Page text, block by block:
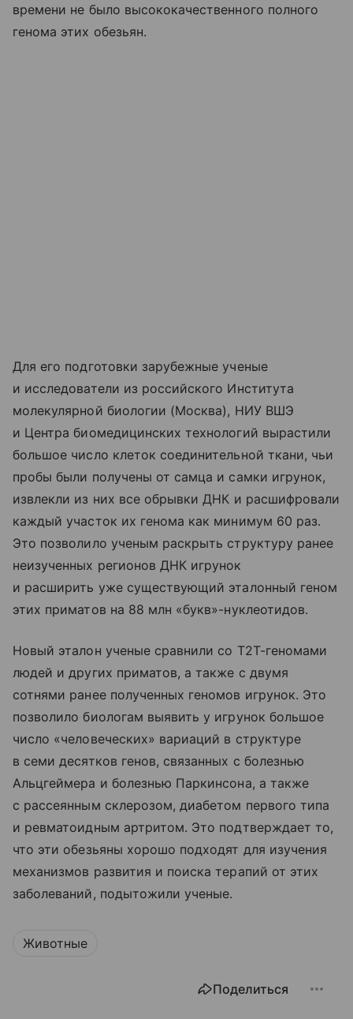
времени не было высококачественного полного
генома этих обезьян.
Для его подготовки зарубежные ученые
и исследователи из российского Института
молекулярной биологии (Москва), НИУ ВШЭ
и Центра биомедицинских технологий вырастили
большое число клеток соединительной ткани, чьи
пробы были получены от самца и самки игрунок,
извлекли из них все обрывки ДНК и расшифровали
каждый участок их генома как минимум 60 раз.
Это позволило ученым раскрыть структуру ранее
неизученных регионов ДНК игрунок
и расширить уже существующий эталонный геном
этих приматов на 88 млн «букв»-нуклеотидов.
Новый эталон ученые сравнили со T2T-геномами
людей и других приматов, а также с двумя
сотнями ранее полученных геномов игрунок. Это
позволило биологам выявить у игрунок большое
число «человеческих» вариаций в структуре
в семи десятков генов, связанных с болезнью
Альцгеймера и болезнью Паркинсона, а также
с рассеянным склерозом, диабетом первого типа
и ревматоидным артритом. Это подтверждает то,
что эти обезьяны хорошо подходят для изучения
механизмов развития и поиска терапий от этих
заболеваний, подытожили ученые.
Животные
Поделиться